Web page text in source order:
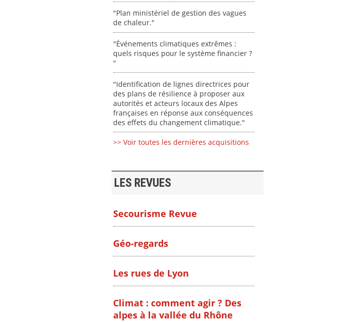
"Plan ministériel de gestion des vagues
de chaleur."
"Événements climatiques extrêmes :
quels risques pour le système financier ?
"
"Identification de lignes directrices pour
des plans de résilience à proposer aux
autorités et acteurs locaux des Alpes
françaises en réponse aux conséquences
des effets du changement climatique."
>> Voir toutes les dernières acquisitions
LES REVUES
Secourisme Revue
Géo-regards
Les rues de Lyon
Climat : comment agir ? Des
alpes à la vallée du Rhône